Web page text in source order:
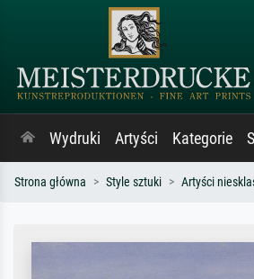
Wydruki Artyści Kategorie
Strona główna Style sztuki Artyści